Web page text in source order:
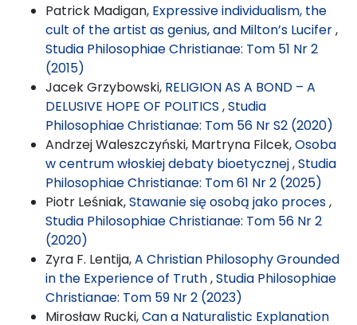
Patrick Madigan, Expressive individualism, the
cult of the artist as genius, and Milton’s Lucifer,
Studia Philosophiae Christianae: Tom 51 Nr 2
(2015)
Jacek Grzybowski, RELIGION AS A BOND – A
DELUSIVE HOPE OF POLITICS ,Studia
Philosophiae Christianae: Tom 56 Nr S2 (2020)
Andrzej Waleszczyński, Martryna Filcek,Osoba
w centrum włoskiej debaty bioetycznej,Studia
Philosophiae Christianae: Tom 61 Nr 2 (2025)
Piotr Leśniak,Stawanie się osobą jako proces,
Studia Philosophiae Christianae: Tom 56 Nr 2
(2020)
Zyra F. Lentija,A Christian Philosophy Grounded
in the Experience of Truth,Studia Philosophiae
Christianae: Tom 59 Nr 2 (2023)
Mirosław Rucki,Can a Naturalistic Explanation